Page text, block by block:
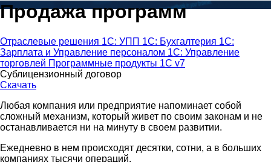
Продажа программ
Отраслевые решения 1С: УПП 1С: Бухгалтерия 1С:
Зарплата и Управление персоналом 1С: Управление
торговлей Программные продукты 1С v7
Сублицензионный договор
Скачать
Любая компания или предприятие напоминает собой
сложный механизм, который живет по своим законам и не
останавливается ни на минуту в своем развитии.
Ежедневно в нем происходят десятки, сотни, а в больших
компаниях тысячи операций.